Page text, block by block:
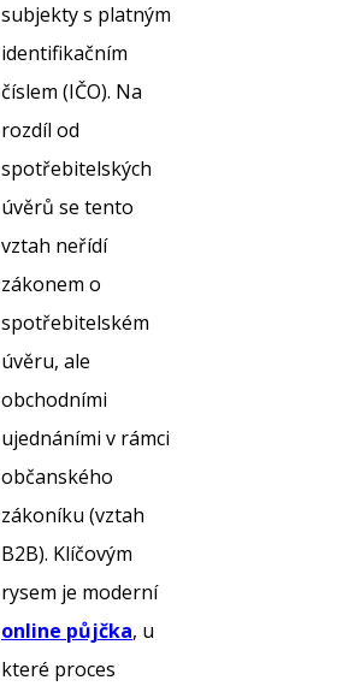
subjekty s platným
identifikačním
číslem (IČO). Na
rozdíl od
spotřebitelských
úvěrů se tento
vztah neřídí
zákonem o
spotřebitelském
úvěru, ale
obchodními
ujednáními v rámci
občanského
zákoníku (vztah
B2B). Klíčovým
rysem je moderní
online půjčka, u
které proces